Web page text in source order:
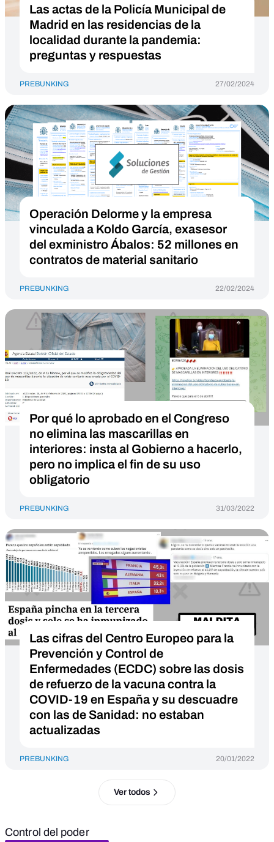
Las actas de la Policía Municipal de
Madrid en las residencias de la
localidad durante la pandemia:
preguntas y respuestas
PREBUNKING 27/02/2024
Operación Delorme y la empresa
vinculada a Koldo García, exasesor
del exministro Ábalos: 52 millones en
contratos de material sanitario
PREBUNKING 22/02/2024
Por qué lo aprobado en el Congreso
no elimina las mascarillas en
interiores: insta al Gobierno a hacerlo,
pero no implica el fin de su uso
obligatorio
PREBUNKING 31/03/2022
Las cifras del Centro Europeo para la
Prevención y Control de
Enfermedades (ECDC) sobre las dosis
de refuerzo de la vacuna contra la
COVID-19 en España y su descuadre
con las de Sanidad: no estaban
actualizadas
PREBUNKING 20/01/2022
Ver todos
Control del poder